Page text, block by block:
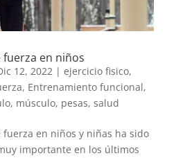
en niños
12, 2022| ejercicio fisico,
, Entrenamiento funcional,
, músculo, pesas, salud
en niños y niñas ha sido
importante en los últimos